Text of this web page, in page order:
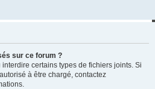
sur ce forum ?
interdire certains types de fichiers joints. Si
à être chargé, contactez